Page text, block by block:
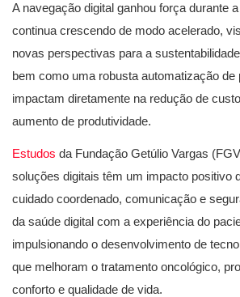
A navegação digital ganhou força durante
continua crescendo de modo acelerado,
novas perspectivas para a
bem como uma robusta automatização de
impactam diretamente na redução de
aumento de produtividade.
Estudos da Fundação Getúlio Vargas
soluções digitais têm um impacto positivo
cuidado coordenado, comunicação e
da saúde digital com a experiência do
impulsionando o desenvolvimento de
que melhoram o tratamento oncológico,
conforto e qualidade de vida.